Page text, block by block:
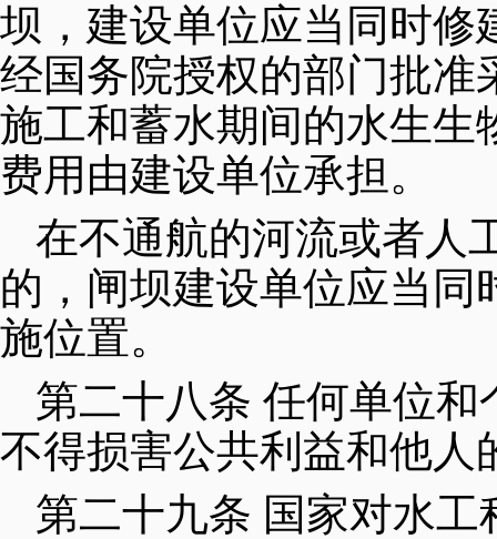
坝，建设单位应当同时修
经国务院授权的部门批准
施工和蓄水期间的水生生
费用由建设单位承担。
在不通航的河流或者人
的，闸坝建设单位应当
施位置。
第二十八条 任何单位
不得损害公共利益和他人
第二十九条 国家对水